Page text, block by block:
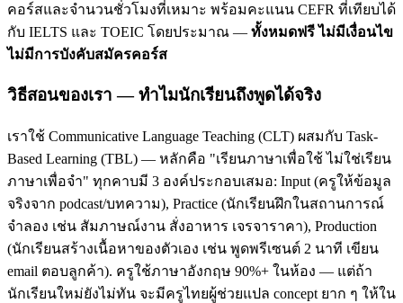
คอร์สและจำนวนชั่วโมงที่เหมาะ พร้อมคะแนน CEFR ที่เทียบได้
กับ IELTS และ TOEIC โดยประมาณ — ทั้งหมดฟรี ไม่มีเงื่อนไข
ไม่มีการบังคับสมัครคอร์ส
วิธีสอนของเรา — ทำไมนักเรียนถึงพูดได้จริง
เราใช้ Communicative Language Teaching (CLT) ผสมกับ Task-
Based Learning (TBL) — หลักคือ "เรียนภาษาเพื่อใช้ ไม่ใช่เรียน
ภาษาเพื่อจำ" ทุกคาบมี 3 องค์ประกอบเสมอ: Input (ครูให้ข้อมูล
จริงจาก podcast/บทความ), Practice (นักเรียนฝึกในสถานการณ์
จำลอง เช่น สัมภาษณ์งาน สั่งอาหาร เจรจาราคา), Production
(นักเรียนสร้างเนื้อหาของตัวเอง เช่น พูดพรีเซนต์ 2 นาที เขียน
email ตอบลูกค้า). ครูใช้ภาษาอังกฤษ 90%+ ในห้อง — แต่ถ้า
นักเรียนใหม่ยังไม่ทัน จะมีครูไทยผู้ช่วยแปล concept ยาก ๆ ให้ใน